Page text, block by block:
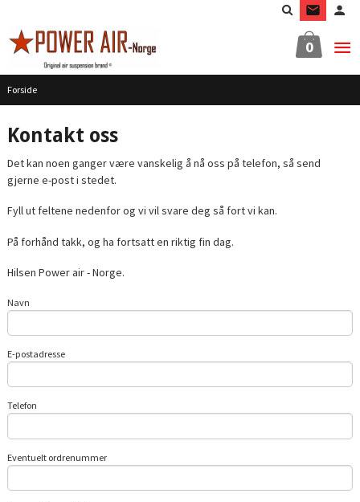
innholdet
0
Forside
Kontakt oss
Det kan noen ganger være vanskelig å nå oss på telefon, så send
gjerne e-post i stedet.
Fyll ut feltene nedenfor og vi vil svare deg så fort vi kan.
På forhånd takk, og ha fortsatt en riktig fin dag.
Hilsen Power air - Norge.
Navn
E-postadresse
Telefon
Eventuelt ordrenummer